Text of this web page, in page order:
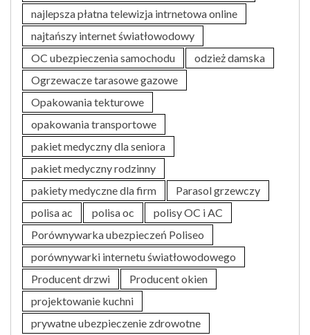
najlepsza płatna telewizja intrnetowa online
najtańszy internet światłowodowy
OC ubezpieczenia samochodu
odzież damska
Ogrzewacze tarasowe gazowe
Opakowania tekturowe
opakowania transportowe
pakiet medyczny dla seniora
pakiet medyczny rodzinny
pakiety medyczne dla firm
Parasol grzewczy
polisa ac
polisa oc
polisy OC i AC
Porównywarka ubezpieczeń Poliseo
porównywarki internetu światłowodowego
Producent drzwi
Producent okien
projektowanie kuchni
prywatne ubezpieczenie zdrowotne